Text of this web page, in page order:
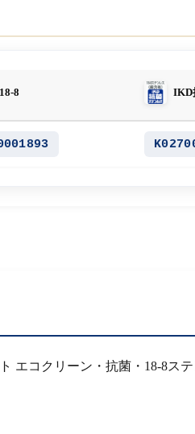
8 IKD
エコクリーン・抗菌・18-8ス